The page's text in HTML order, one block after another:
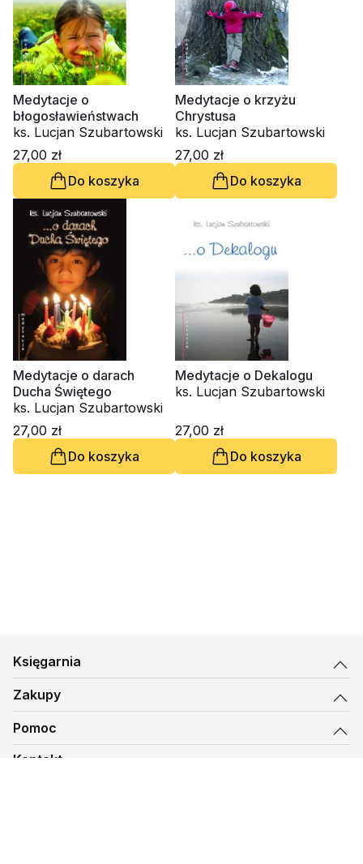
Medytacje o
błogosławieństwach
ks. Lucjan Szubartowski
27,00 zł
Do koszyka
Medytacje o krzyżu
Chrystusa
ks. Lucjan Szubartowski
27,00 zł
Do koszyka
Medytacje o darach
Ducha Świętego
ks. Lucjan Szubartowski
27,00 zł
Do koszyka
Medytacje o Dekalogu
ks. Lucjan Szubartowski
27,00 zł
Do koszyka
Księgarnia
Zakupy
Pomoc
Kontakt